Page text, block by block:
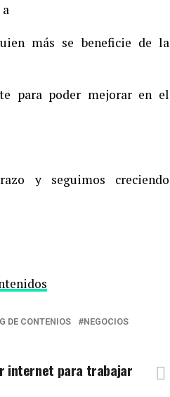
más se beneficie de la
para poder mejorar en el
y seguimos creciendo
DE CONTENIOS NEGOCIOS
internet para trabajar